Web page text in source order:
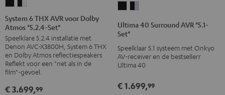
6
THX
AVR
voor
Dolby
Atmos
"5.2.4-
THX
AVR
voor
Dolby
Atmos
"5.2.4-
System 6 THX AVR voor Dolby
Atmos "5.2.4-Set"
Speelklare 5.2.4 installatie met
Denon AVC-X3800H, System 6 THX
en Dolby Atmos reflectiespeakers
Reflekt voor een "net als in de
film"-gevoel.
€ 3.699,99
Surround
"5.1-
Set"
Surround
"5.1-
Set"
Ultima 40 Surround AVR "5.1-
Set"
Speelklaar 5.1 systeem met Onkyo
AV-receiver en de bestsellerr
Ultima 40
€ 1.699,99